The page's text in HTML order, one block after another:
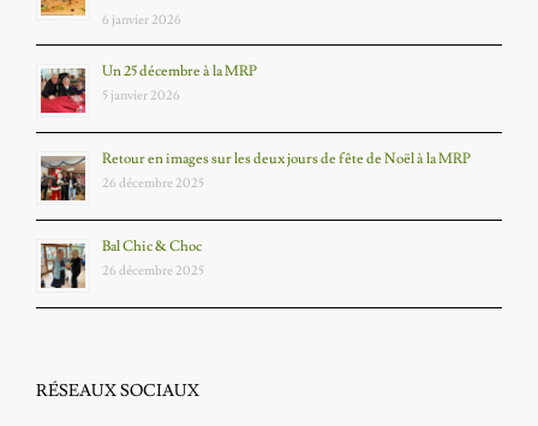
6 janvier 2026
Un 25 décembre à la MRP
5 janvier 2026
Retour en images sur les deux jours de fête de Noël à la MRP
26 décembre 2025
Bal Chic & Choc
26 décembre 2025
RÉSEAUX SOCIAUX